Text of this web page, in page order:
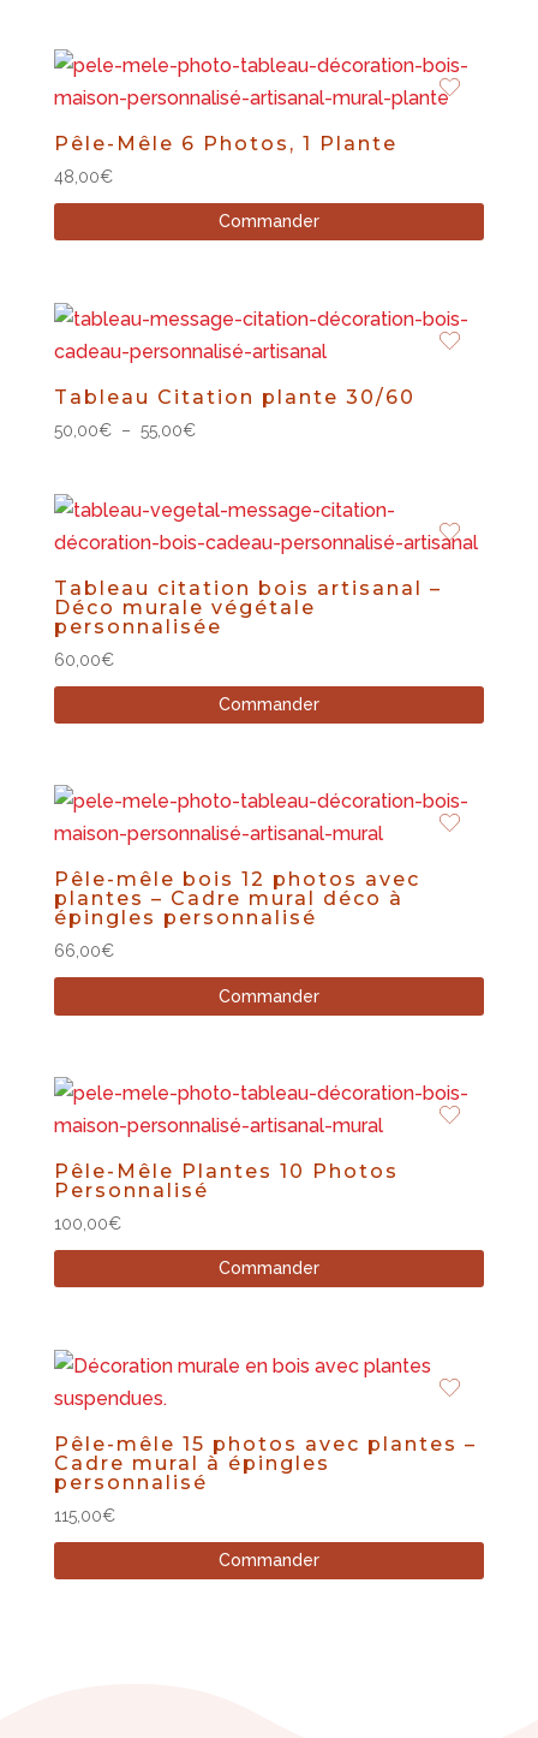
Pêle-Mêle 6 Photos, 1 Plante
48,00€
Commander
Tableau Citation plante 30/60
50,00€ – 55,00€Plage
50,00€
à
Tableau citation bois artisanal –
Déco murale végétale
personnalisée
60,00€
Commander
Pêle-mêle bois 12 photos avec
plantes – Cadre mural déco à
épingles personnalisé
66,00€
Commander
Pêle-Mêle Plantes 10 Photos
Personnalisé
100,00€
Commander
Pêle-mêle 15 photos avec plantes –
Cadre mural à épingles
personnalisé
115,00€
Commander